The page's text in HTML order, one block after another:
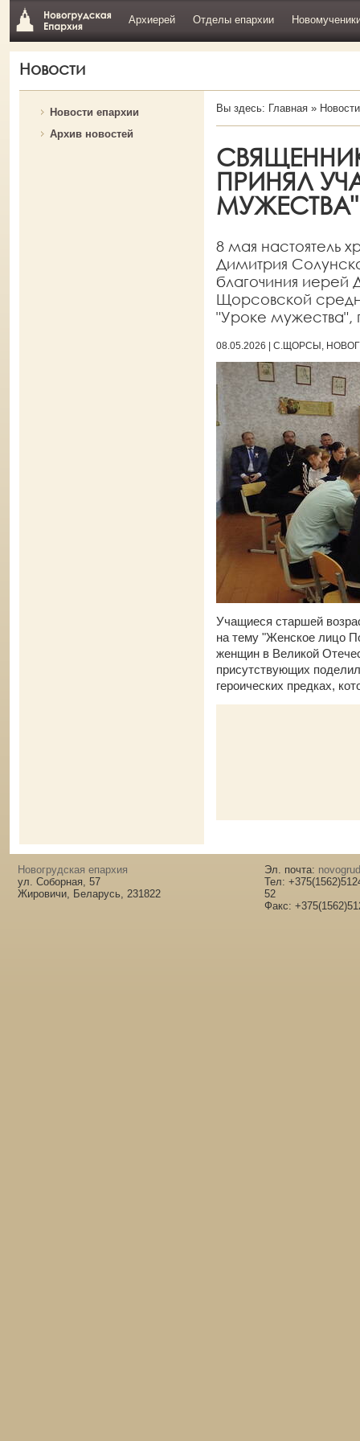
Архиерей Отделы епархии
Новости
Новости епархии
Архив новостей
Вы здесь: Главная» Новости
ПРИНЯЛ
МУЖЕСТВА"
8 мая настоятель
Димитрия
благочиния иерей
Щорсовской
"Уроке
08.05.2026 | С.ЩОРСЫ,
Учащиеся старшей
на тему "Женское лицо
женщин в Великой
присутствующих
героических предках,
Новогрудская епархия
ул. Соборная, 57
Жировичи, Беларусь, 231822
Эл. почта:
Тел:
52
Факс: